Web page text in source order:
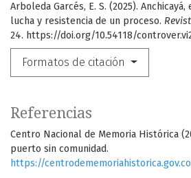
Arboleda Garcés, E. S. (2025).
lucha y resistencia de un proceso.
24. https://doi.org/10.54118/
Formatos de citación
Referencias
Centro Nacional de Memoria Histórica
puerto sin comunidad.
https://centrodememoriahistorica.gov.co/